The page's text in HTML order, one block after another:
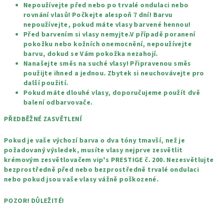
Nepoužívejte před nebo po trvalé ondulaci nebo
rovnání vlasů! Počkejte alespoň 7 dní! Barvu
nepoužívejte, pokud máte vlasy barvené hennou!
Před barvením si vlasy nemyjte.V případě poranení
pokožku nebo kožních onemocnění, nepoužívejte
barvu, dokud se Vám pokožka nezahojí.
Nanašejte směs na suché vlasy! Připravenou směs
použijte ihned a jednou. Zbytek si neuchovávejte pro
další použití.
Pokud máte dlouhé vlasy, doporučujeme použít dvě
balení odbarvovače.
PŘEDBĚŽNÉ ZASVĚTLENÍ
Pokud je vaše výchozí barva o dva tóny tmavší, než je
požadovaný výsledek, musíte vlasy nejprve zesvětlit
krémovým zesvětlovačem vip's PRESTIGE č. 200. Nezesvětlujte
bezprostředně před nebo bezprostředně trvalé ondulaci
nebo pokud jsou vaše vlasy vážně poškozené.
POZOR! DŮLEŽITÉ!